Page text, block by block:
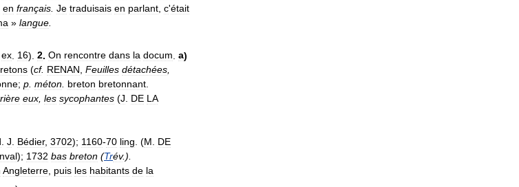
en français Je traduisais en parlant c'était
» langue
ex 16). 2. On rencontre dans la docum a)
(cf. RENAN, Feuilles détachées,
; p. méton. breton bretonnant.
eux, les sycophantes (J. DE LA
. J. Bédier, 3702); 1160-70 ling. (M. DE
); 1732 bas breton (Trév.).
Angleterre, puis les habitants de la